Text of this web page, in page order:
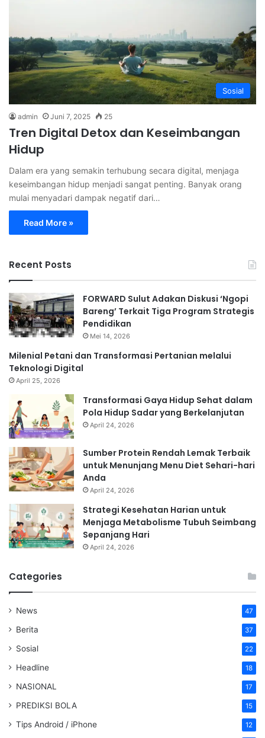
Sosial
admin Juni 7, 2025 25
Tren Digital Detox dan Keseimbangan
Hidup
Dalam era yang semakin terhubung secara digital, menjaga
keseimbangan hidup menjadi sangat penting. Banyak orang
mulai menyadari dampak negatif dari…
Read More »
Recent Posts
FORWARD Sulut Adakan Diskusi ‘Ngopi
Bareng’ Terkait Tiga Program Strategis
Pendidikan
Mei 14, 2026
Milenial Petani dan Transformasi Pertanian melalui
Teknologi Digital
April 25, 2026
Transformasi Gaya Hidup Sehat dalam
Pola Hidup Sadar yang Berkelanjutan
April 24, 2026
Sumber Protein Rendah Lemak Terbaik
untuk Menunjang Menu Diet Sehari-hari
Anda
April 24, 2026
Strategi Kesehatan Harian untuk
Menjaga Metabolisme Tubuh Seimbang
Sepanjang Hari
April 24, 2026
Categories
News 47
Berita 37
Sosial 22
Headline 18
NASIONAL 17
PREDIKSI BOLA 15
Tips Android / iPhone 12